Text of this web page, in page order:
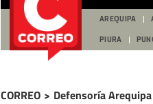
AREQUIPA
PIURA
CORREO > Defensoría Arequipa